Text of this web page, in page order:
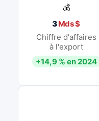
💰
3Mds $
Chiffre d'affaires
à l'export
+14,9 % en 2024